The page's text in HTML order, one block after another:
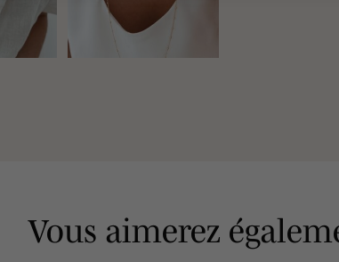
Vous aimerez